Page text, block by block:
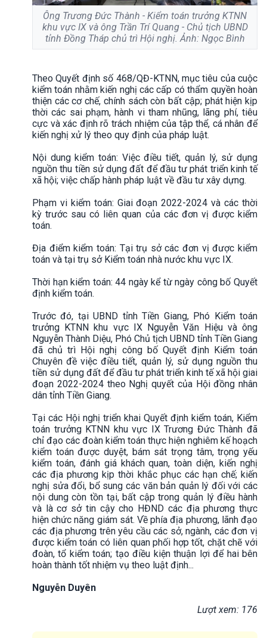
Ông Trương Đức Thành - Kiểm toán trưởng KTNN
khu vực IX và ông Trần Trí Quang - Chủ tịch UBND
tỉnh Đồng Tháp chủ trì Hội nghị. Ảnh: Ngọc Bình
Theo Quyết định số 468/QĐ-KTNN, mục tiêu của cuộc
kiểm toán nhằm kiến nghị các cấp có thẩm quyền hoàn
thiện các cơ chế, chính sách còn bất cập; phát hiện kịp
thời các sai phạm, hành vi tham nhũng, lãng phí, tiêu
cực và xác định rõ trách nhiệm của tập thể, cá nhân để
kiến nghị xử lý theo quy định của pháp luật.
Nội dung kiểm toán: Việc điều tiết, quản lý, sử dụng
nguồn thu tiền sử dụng đất để đầu tư phát triển kinh tế
xã hội; việc chấp hành pháp luật về đầu tư xây dựng.
Phạm vi kiểm toán: Giai đoạn 2022-2024 và các thời
kỳ trước sau có liên quan của các đơn vị được kiểm
toán.
Địa điểm kiểm toán: Tại trụ sở các đơn vị được kiểm
toán và tại trụ sở Kiểm toán nhà nước khu vực IX.
Thời hạn kiểm toán: 44 ngày kể từ ngày công bố Quyết
định kiểm toán.
Trước đó, tại UBND tỉnh Tiền Giang, Phó Kiểm toán
trưởng KTNN khu vực IX Nguyễn Văn Hiệu và ông
Nguyễn Thành Diệu, Phó Chủ tịch UBND tỉnh Tiền Giang
đã chủ trì Hội nghị công bố Quyết định Kiểm toán
Chuyên đề việc điều tiết, quản lý, sử dụng nguồn thu
tiền sử dụng đất để đầu tư phát triển kinh tế xã hội giai
đoạn 2022-2024 theo Nghị quyết của Hội đồng nhân
dân tỉnh Tiền Giang.
Tại các Hội nghị triển khai Quyết định kiểm toán, Kiểm
toán trưởng KTNN khu vực IX Trương Đức Thành đã
chỉ đạo các đoàn kiểm toán thực hiện nghiêm kế hoạch
kiểm toán được duyệt, bám sát trọng tâm, trọng yếu
kiểm toán, đánh giá khách quan, toàn diện, kiến nghị
các địa phương kịp thời khắc phục các hạn chế; kiến
nghị sửa đổi, bổ sung các văn bản quản lý đối với các
nội dung còn tồn tại, bất cập trong quản lý điều hành
và là cơ sở tin cậy cho HĐND các địa phương thực
hiện chức năng giám sát. Về phía địa phương, lãnh đạo
các địa phương trên yêu cầu các sở, ngành, các đơn vị
được kiểm toán có liên quan phối hợp tốt, chặt chẽ với
đoàn, tổ kiểm toán; tạo điều kiện thuận lợi để hai bên
hoàn thành tốt nhiệm vụ theo luật định...
Nguyễn Duyên
Lượt xem: 176